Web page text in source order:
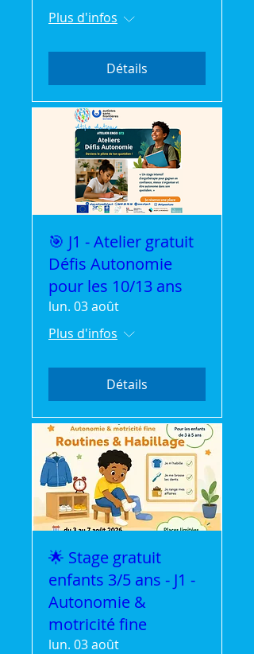
Plus d'infos
Détails
🎯 J1 - Atelier gratuit
Défis Autonomie
pour les 10/13 ans
lun. 03 août
Plus d'infos
Détails
🌟 Stage gratuit
enfants 3/5 ans - J1 -
Autonomie &
motricité fine
lun. 03 août